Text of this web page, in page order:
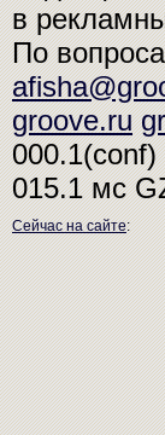
в
По
groove.ru
015.1 мс
Сейчас на сайте: